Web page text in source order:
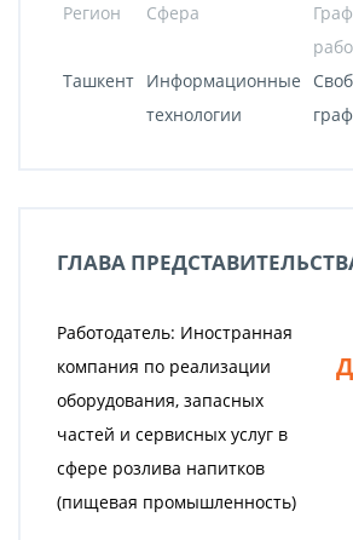
Регион Сфера
Ташкент Информационные
технологии
ГЛАВА
Работодатель: Иностранная
компания по реализации
оборудования, запасных
частей и сервисных услуг в
сфере розлива напитков
(пищевая промышленность)